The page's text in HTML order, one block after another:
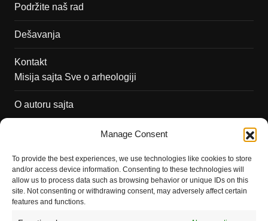
Manage Consent
To provide the best experiences, we use technologies like cookies to store
and/or access device information. Consenting to these technologies will
allow us to process data such as browsing behavior or unique IDs on this
site. Not consenting or withdrawing consent, may adversely affect certain
features and functions.
Podržite naš rad
Dešavanja
Kontakt
Misija sajta Sve o arheologiji
O autoru sajta
Saradnja